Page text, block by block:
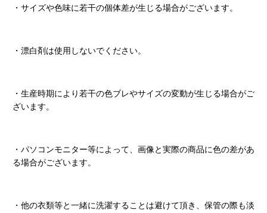
・サイズや色味に若干の個体差が生じる場合がございます。
・漂白剤は使用しないでください。
・生産時期により若干の色ブレやサイズの変動が生じる場合がご
ざいます。
・パソコンモニター等によって、画像と実際の商品に色の差があ
る場合がございます。
・他の衣類等と一緒に洗濯することは避けて頂き、保管の際も淡